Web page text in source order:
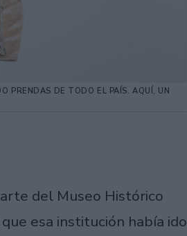
PRENDAS DE TODO EL PAÍS. AQUÍ, UN
del Museo Histórico
esa institución había ido